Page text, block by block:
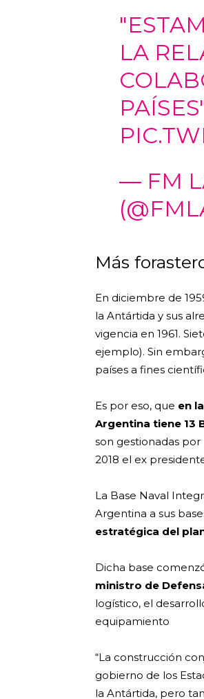
LA
— FM
Más
En diciembre de
la Antártida y sus
vigencia en 1961.
ejemplo). Sin
países a fines
Es por eso, que en
Argentina tiene 13
son gestionadas
2018 el ex
La Base Naval
Argentina a sus
estratégica del
Dicha base
ministro de
logístico, el
equipamiento
“La construcción
gobierno de los
la Antártida, pero